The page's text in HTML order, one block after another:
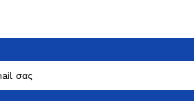
Ότι χρειάζεστε εδώ !
Δείτε Περισσότερα